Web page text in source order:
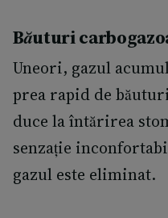
Băuturi
Uneori, gazul
prea rapid de
duce la întărirea
senzație
gazul este eliminat.